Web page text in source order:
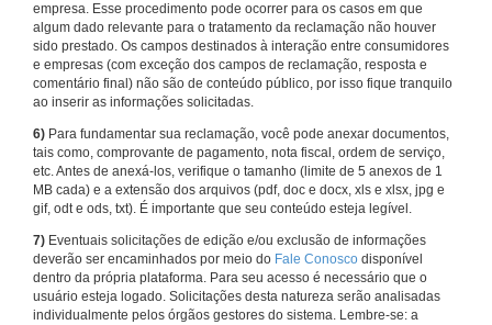
empresa. Esse procedimento pode ocorrer para os casos em que
algum dado relevante para o tratamento da reclamação não houver
sido prestado. Os campos destinados à interação entre consumidores
e empresas (com exceção dos campos de reclamação, resposta e
comentário final) não são de conteúdo público, por isso fique tranquilo
ao inserir as informações solicitadas.
6) Para fundamentar sua reclamação, você pode anexar documentos,
tais como, comprovante de pagamento, nota fiscal, ordem de serviço,
etc. Antes de anexá-los, verifique o tamanho (limite de 5 anexos de 1
MB cada) e a extensão dos arquivos (pdf, doc e docx, xls e xlsx, jpg e
gif, odt e ods, txt). É importante que seu conteúdo esteja legível.
7) Eventuais solicitações de edição e/ou exclusão de informações
deverão ser encaminhados por meio do Fale Conosco disponível
dentro da própria plataforma. Para seu acesso é necessário que o
usuário esteja logado. Solicitações desta natureza serão analisadas
individualmente pelos órgãos gestores do sistema. Lembre-se: a